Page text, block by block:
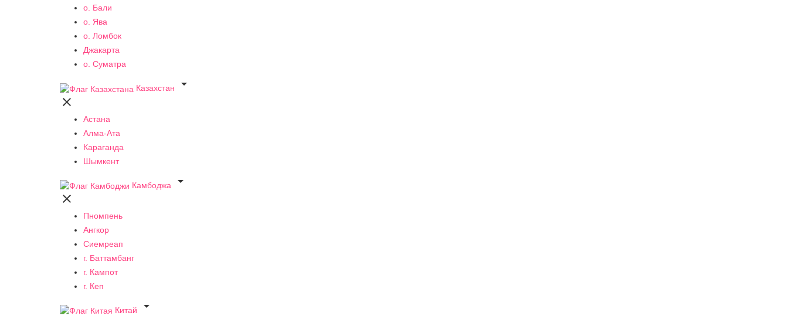
о. Бали
о. Ява
о. Ломбок
Джакарта
о. Суматра
Казахстан


Астана
Алма-Ата
Караганда
Шымкент
Камбоджа


Пномпень
Ангкор
Сиемреап
г. Баттамбанг
г. Кампот
г. Кеп
Китай
